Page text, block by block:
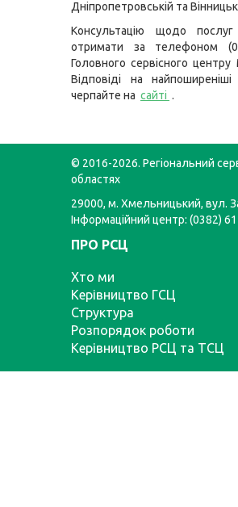
Дніпропетровській та
Консультацію щодо
отримати за телефоном
Головного сервісного
Відповіді на
черпайте на сайті .
© 2016-2026. Регіональний
областях
29000, м. Хмельницький, вул.
Інформаційний центр: (0382)
ПРО РСЦ
Хто ми
Керівництво ГСЦ
Структура
Розпорядок роботи
Керівництво РСЦ та ТСЦ